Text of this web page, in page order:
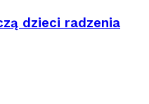
dzieci radzenia